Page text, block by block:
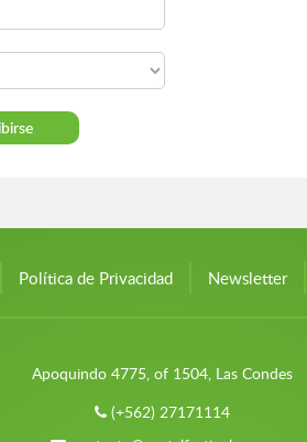
Política de Privacidad Newsletter
Apoquindo 4775, of 1504, Las Condes
(+562) 27171114